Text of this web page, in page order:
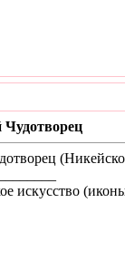
искусство